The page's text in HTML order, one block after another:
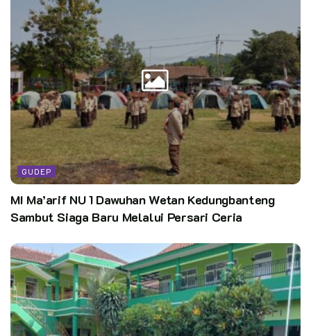
GUDEP
MI Ma’arif NU 1 Dawuhan Wetan Kedungbanteng
Sambut Siaga Baru Melalui Persari Ceria